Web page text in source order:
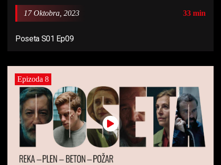
17 Oktobra, 2023 33 min
Poseta S01 Ep09
Epizoda 8